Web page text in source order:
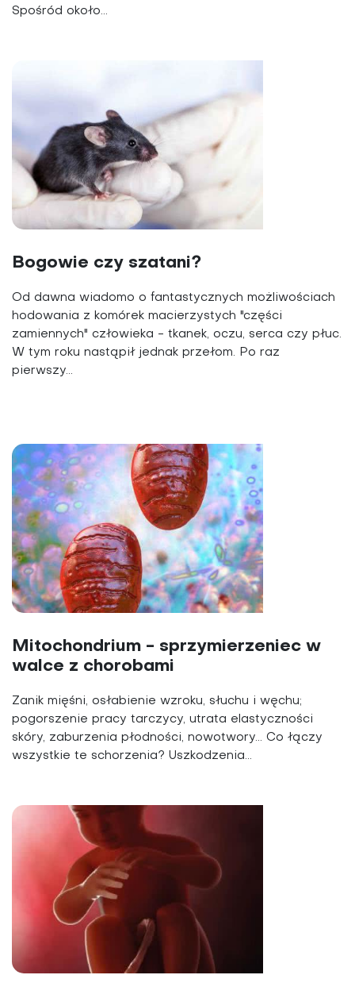
Spośród około...
Bogowie czy szatani?
Od dawna wiadomo o fantastycznych możliwościach
hodowania z komórek macierzystych "części
zamiennych" człowieka - tkanek, oczu, serca czy płuc.
W tym roku nastąpił jednak przełom. Po raz
pierwszy...
Mitochondrium - sprzymierzeniec w
walce z chorobami
Zanik mięśni, osłabienie wzroku, słuchu i węchu;
pogorszenie pracy tarczycy, utrata elastyczności
skóry, zaburzenia płodności, nowotwory... Co łączy
wszystkie te schorzenia? Uszkodzenia...